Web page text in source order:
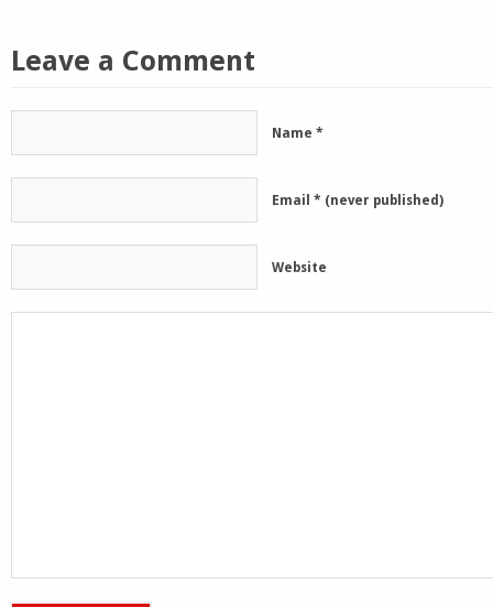
Leave a Comment
Name *
Email * (never published)
Website